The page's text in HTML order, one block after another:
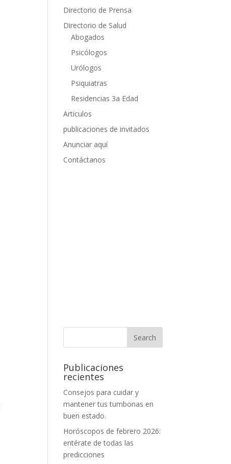
Directorio de Prensa
Directorio de Salud
Abogados
Psicólogos
Urólogos
Psiquiatras
Residencias 3a Edad
Articulos
publicaciones de invitados
Anunciar aquí
Contáctanos
Publicaciones
recientes
Consejos para cuidar y
mantener tus tumbonas en
buen estado.
Horóscopos de febrero 2026:
entérate de todas las
predicciones